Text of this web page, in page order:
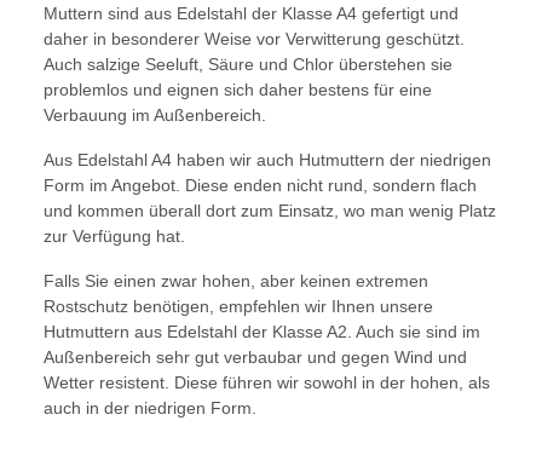
Muttern sind aus Edelstahl der Klasse A4 gefertigt und
daher in besonderer Weise vor Verwitterung geschützt.
Auch salzige Seeluft, Säure und Chlor überstehen sie
problemlos und eignen sich daher bestens für eine
Verbauung im Außenbereich.
Aus Edelstahl A4 haben wir auch Hutmuttern der niedrigen
Form im Angebot. Diese enden nicht rund, sondern flach
und kommen überall dort zum Einsatz, wo man wenig Platz
zur Verfügung hat.
Falls Sie einen zwar hohen, aber keinen extremen
Rostschutz benötigen, empfehlen wir Ihnen unsere
Hutmuttern aus Edelstahl der Klasse A2. Auch sie sind im
Außenbereich sehr gut verbaubar und gegen Wind und
Wetter resistent. Diese führen wir sowohl in der hohen, als
auch in der niedrigen Form.